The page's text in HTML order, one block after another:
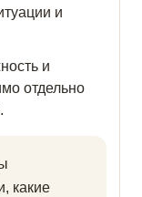
и
и
отдельно
какие